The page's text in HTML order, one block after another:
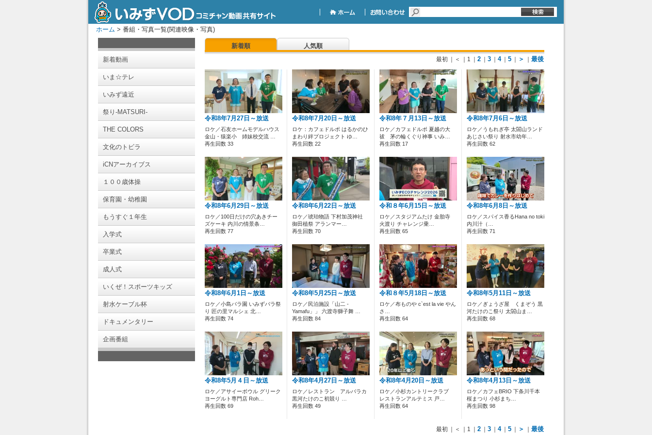
ホーム > 番組・写真一覧(関連映像・写真)
新着動画
いま☆テレ
いみず遠近
祭り-MATSURI-
THE COLORS
文化のトビラ
iCNアーカイブス
１００歳体操
保育園・幼稚園
もうすぐ１年生
入学式
卒業式
成人式
いくぜ！スポーツキッズ
射水ケーブル杯
ドキュメンタリー
企画番組
新着順 人気順
最初 ｜＜ ｜1 2 3 4 5 ＞ 最後
令和8年7月27日～放送
ロケ／石友ホームモデルハウス
金山・猿楽小 姉妹校交流 …
再生回数 33
令和8年7月20日～放送
ロケ：カフェドルポ はるかのひ
まわり絆プロジェクト ゆ…
再生回数 22
令和8年７月13日～放送
ロケ／カフェドルポ 夏越の大
祓 茅の輪くぐり神事 いみ…
再生回数 17
令和8年7月6日～放送
ロケ／うもれぎ亭 太閤山ランド
あじさい祭り 射水市幼年…
再生回数 62
令和8年6月29日～放送
ロケ／100日だけの穴あきチー
ズケーキ 内川の情景条…
再生回数 77
令和8年6月22日～放送
ロケ／琥珀物語 下村加茂神社
御田植祭 アランマー…
再生回数 70
令和８年6月15日～放送
ロケ／スタジアムたけ 金胎寺
火渡り チャレンジ乗…
再生回数 65
令和8年6月8日～放送
ロケ／スパイス香るHana no toki
内川汁（…
再生回数 71
令和8年6月1日～放送
ロケ／小島バラ園 いみずバラ祭
り 匠の里マルシェ 北…
再生回数 74
令和8年5月25日～放送
ロケ／民泊施設「山二 -
Yamafu」」 六渡寺獅子舞 …
再生回数 84
令和８年5月18日～放送
ロケ／布ものや c`est la vie やん
さ…
再生回数 64
令和8年5月11日～放送
ロケ／ぎょうざ屋 くまぞう 黒
河たけのこ祭り 太閤山ま…
再生回数 68
令和8年5月４日～放送
ロケ／アサイーボウル グリーク
ヨーグルト専門店 Roh…
再生回数 69
令和8年4月27日～放送
ロケ／レストラン アルバラカ
黒河たけのこ初競り …
再生回数 49
令和8年4月20日～放送
ロケ／小杉カントリークラブ
レストランアルテミス 戸…
再生回数 64
令和8年4月13日～放送
ロケ／カフェBRIO 下条川千本
桜まつり 小杉まち…
再生回数 98
最初 ｜＜ ｜1 ｜ 2 ｜ 3 ｜ 4 ｜ 5 ｜ ＞ ｜ 最後